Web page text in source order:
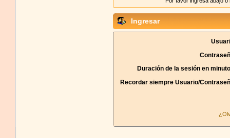
Ingresar
Duración de la sesión en
Recordar siempre Usuario/